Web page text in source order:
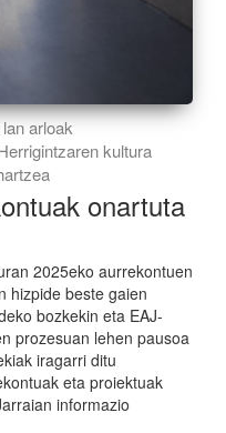
arloak
kultura
onartuta
2025eko aurrekontuen
hizpide beste gaien
bozkekin eta EAJ-
prozesuan lehen pausoa
iragarri ditu
eta proiektuak
informazio